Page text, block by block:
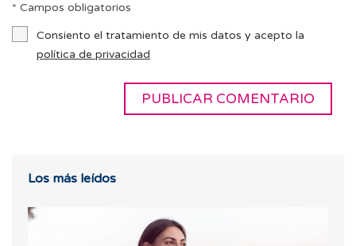
* Campos obligatorios
Consiento el tratamiento de mis datos y acepto la
política de privacidad
Los más leídos